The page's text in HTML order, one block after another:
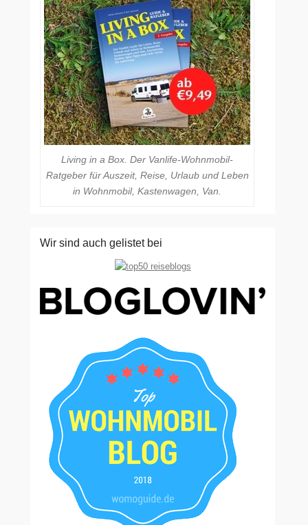
Living in a Box. Der Vanlife-Wohnmobil-
Ratgeber für Auszeit, Reise, Urlaub und Leben
in Wohnmobil, Kastenwagen, Van.
Wir sind auch gelistet bei